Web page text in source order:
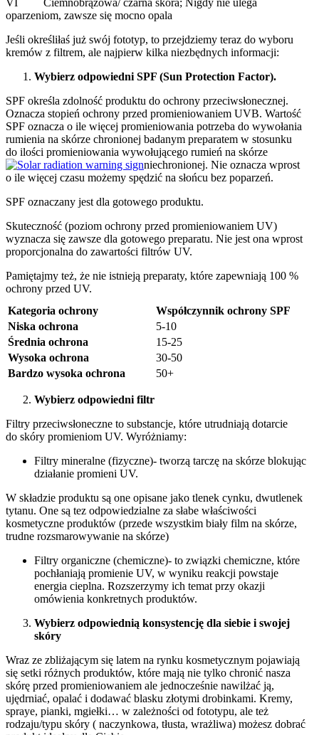
oparzeniom, zawsze się mocno opala
Jeśli określiłaś już swój fototyp, to przejdziemy teraz do wyboru
kremów z filtrem, ale najpierw kilka niezbędnych informacji:
Wybierz odpowiedni SPF (Sun Protection Factor).
SPF określa zdolność produktu do ochrony przeciwsłonecznej.
Oznacza stopień ochrony przed promieniowaniem UVB. Wartość
SPF oznacza o ile więcej promieniowania potrzeba do wywołania
rumienia na skórze chronionej badanym preparatem w stosunku
do ilości promieniowania wywołującego rumień na skórze
niechronionej. Nie oznacza wprost
o ile więcej czasu możemy spędzić na słońcu bez poparzeń.
SPF oznaczany jest dla gotowego produktu.
Skuteczność (poziom ochrony przed promieniowaniem UV)
wyznacza się zawsze dla gotowego preparatu. Nie jest ona wprost
proporcjonalna do zawartości filtrów UV.
Pamiętajmy też, że nie istnieją preparaty, które zapewniają 100 %
ochrony przed UV.
Kategoria ochrony
Współczynnik ochrony SPF
Niska ochrona
5-10
Średnia ochrona
15-25
Wysoka ochrona
30-50
Bardzo wysoka ochrona
50+
Wybierz odpowiedni filtr
Filtry przeciwsłoneczne to substancje, które utrudniają dotarcie
do skóry promieniom UV. Wyróżniamy:
Filtry mineralne (fizyczne)- tworzą tarczę na skórze blokując
działanie promieni UV.
W składzie produktu są one opisane jako tlenek cynku, dwutlenek
tytanu. One są tez odpowiedzialne za słabe właściwości
kosmetyczne produktów (przede wszystkim biały film na skórze,
trudne rozsmarowywanie na skórze)
Filtry organiczne (chemiczne)- to związki chemiczne, które
pochłaniają promienie UV, w wyniku reakcji powstaje
energia cieplna. Rozszerzymy ich temat przy okazji
omówienia konkretnych produktów.
Wybierz odpowiednią konsystencję dla siebie i swojej
skóry
Wraz ze zbliżającym się latem na rynku kosmetycznym pojawiają
się setki różnych produktów, które mają nie tylko chronić nasza
skórę przed promieniowaniem ale jednocześnie nawilżać ją,
ujędrniać, opalać i dodawać blasku złotymi drobinkami. Kremy,
spraye, pianki, mgiełki… w zależności od fototypu, ale też
rodzaju/typu skóry ( naczynkowa, tłusta, wrażliwa) możesz dobrać